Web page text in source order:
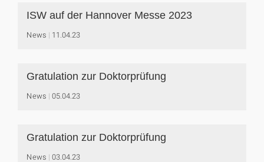
ISW auf der Hannover Messe 2023
News 11.04.23
Gratulation zur Doktorprüfung
News 05.04.23
Gratulation zur Doktorprüfung
News 03.04.23